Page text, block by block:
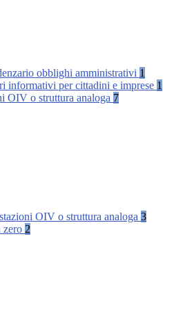
obblighi amministrativi 1
informativi per cittadini e imprese 1
OIV o struttura analoga 7
OIV o struttura analoga 3
zero 2